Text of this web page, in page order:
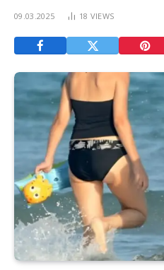
09.03.2025 18 VIEWS